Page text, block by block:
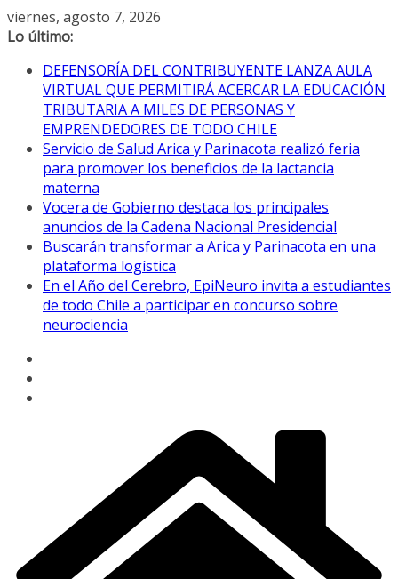
Saltar
al
viernes, agosto 7, 2026
Lo último:
DEFENSORÍA DEL CONTRIBUYENTE LANZA AULA
VIRTUAL QUE PERMITIRÁ ACERCAR LA EDUCACIÓN
TRIBUTARIA A MILES DE PERSONAS Y
EMPRENDEDORES DE TODO CHILE
Servicio de Salud Arica y Parinacota realizó feria
para promover los beneficios de la lactancia
materna
Vocera de Gobierno destaca los principales
anuncios de la Cadena Nacional Presidencial
Buscarán transformar a Arica y Parinacota en una
plataforma logística
En el Año del Cerebro, EpiNeuro invita a estudiantes
de todo Chile a participar en concurso sobre
neurociencia